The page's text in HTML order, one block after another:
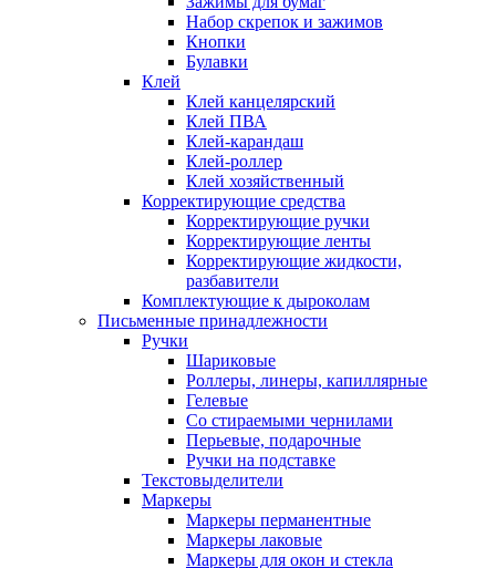
Набор скрепок и зажимов
Кнопки
Булавки
Клей
Клей канцелярский
Клей ПВА
Клей-карандаш
Клей-роллер
Клей хозяйственный
Корректирующие средства
Корректирующие ручки
Корректирующие ленты
Корректирующие жидкости,
разбавители
Комплектующие к дыроколам
Письменные принадлежности
Ручки
Шариковые
Роллеры, линеры, капиллярные
Гелевые
Со стираемыми чернилами
Перьевые, подарочные
Ручки на подставке
Текстовыделители
Маркеры
Маркеры перманентные
Маркеры лаковые
Маркеры для окон и стекла